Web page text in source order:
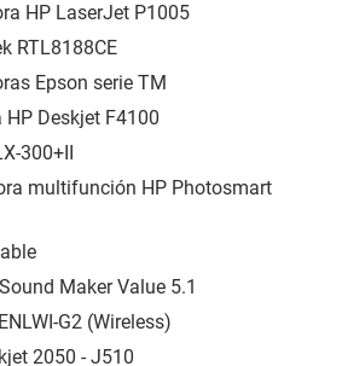
HP LaserJet P1005
RTL8188CE
Epson serie TM
HP Deskjet F4100
300+II
multifunción HP Photosmart
Maker Value 5.1
G2 (Wireless)
2050 - J510